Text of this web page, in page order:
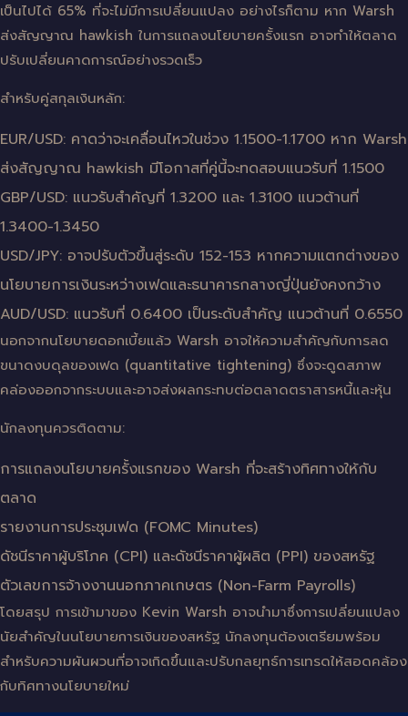
เป็นไปได้ 65% ที่จะไม่มีการเปลี่ยนแปลง อย่างไรก็ตาม หาก Warsh
ส่งสัญญาณ hawkish ในการแถลงนโยบายครั้งแรก อาจทำให้ตลาด
ปรับเปลี่ยนคาดการณ์อย่างรวดเร็ว
สำหรับคู่สกุลเงินหลัก:
EUR/USD: คาดว่าจะเคลื่อนไหวในช่วง 1.1500-1.1700 หาก Warsh
ส่งสัญญาณ hawkish มีโอกาสที่คู่นี้จะทดสอบแนวรับที่ 1.1500
GBP/USD: แนวรับสำคัญที่ 1.3200 และ 1.3100 แนวต้านที่
1.3400-1.3450
USD/JPY: อาจปรับตัวขึ้นสู่ระดับ 152-153 หากความแตกต่างของ
นโยบายการเงินระหว่างเฟดและธนาคารกลางญี่ปุ่นยังคงกว้าง
AUD/USD: แนวรับที่ 0.6400 เป็นระดับสำคัญ แนวต้านที่ 0.6550
นอกจากนโยบายดอกเบี้ยแล้ว Warsh อาจให้ความสำคัญกับการลด
ขนาดงบดุลของเฟด (quantitative tightening) ซึ่งจะดูดสภาพ
คล่องออกจากระบบและอาจส่งผลกระทบต่อตลาดตราสารหนี้และหุ้น
นักลงทุนควรติดตาม:
การแถลงนโยบายครั้งแรกของ Warsh ที่จะสร้างทิศทางให้กับ
ตลาด
รายงานการประชุมเฟด (FOMC Minutes)
ดัชนีราคาผู้บริโภค (CPI) และดัชนีราคาผู้ผลิต (PPI) ของสหรัฐ
ตัวเลขการจ้างงานนอกภาคเกษตร (Non-Farm Payrolls)
โดยสรุป การเข้ามาของ Kevin Warsh อาจนำมาซึ่งการเปลี่ยนแปลง
นัยสำคัญในนโยบายการเงินของสหรัฐ นักลงทุนต้องเตรียมพร้อม
สำหรับความผันผวนที่อาจเกิดขึ้นและปรับกลยุทธ์การเทรดให้สอดคล้อง
กับทิศทางนโยบายใหม่